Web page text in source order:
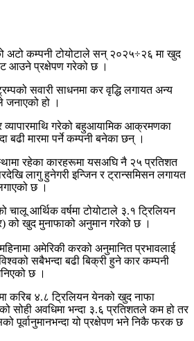
अटो कम्पनी टोयोटाले सन् २०२५÷२६ मा खुद
आउने प्रक्षेपण गरेको छ ।
सवारी साधनमा कर वृद्धि लगायत अन्य
जनाएको हो ।
व्यापारमाथि गरेको बहुआयामिक आक्रमणका
बढी मारमा पर्ने कम्पनी बनेका छन् ।
रहेका कारहरूमा यसअघि नै २५ प्रतिशत
लागु हुनेगरी इन्जिन र ट्रान्समिसन लगायत
छ ।
चालू आर्थिक वर्षमा टोयोटाले ३.१ ट्रिलियन
को खुद मुनाफाको अनुमान गरेको छ ।
अमेरिकी करको अनुमानित प्रभावलाई
सबैभन्दा बढी बिक्री हुने कार कम्पनी
भनिएको छ ।
करिब ४.८ ट्रिलियन येनको खुद नाफा
सोही अवधिमा भन्दा ३.६ प्रतिशतले कम हो तर
पूर्वानुमानभन्दा यो प्रक्षेपण भने निकै फरक छ